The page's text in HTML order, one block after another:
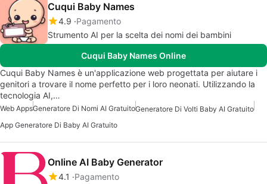
Cuqui Baby Names
4.9 Pagamento
Strumento AI per la scelta dei nomi dei bambini
Cuqui Baby Names Online
Cuqui Baby Names è un'applicazione web progettata per aiutare i
genitori a trovare il nome perfetto per i loro neonati. Utilizzando la
tecnologia AI,…
Web AppsGeneratore Di Nomi AI GratuitoGeneratore Di Volti Baby AI Gratuito
App Generatore Di Baby AI Gratuito
Online AI Baby Generator
4.1
Pagamento